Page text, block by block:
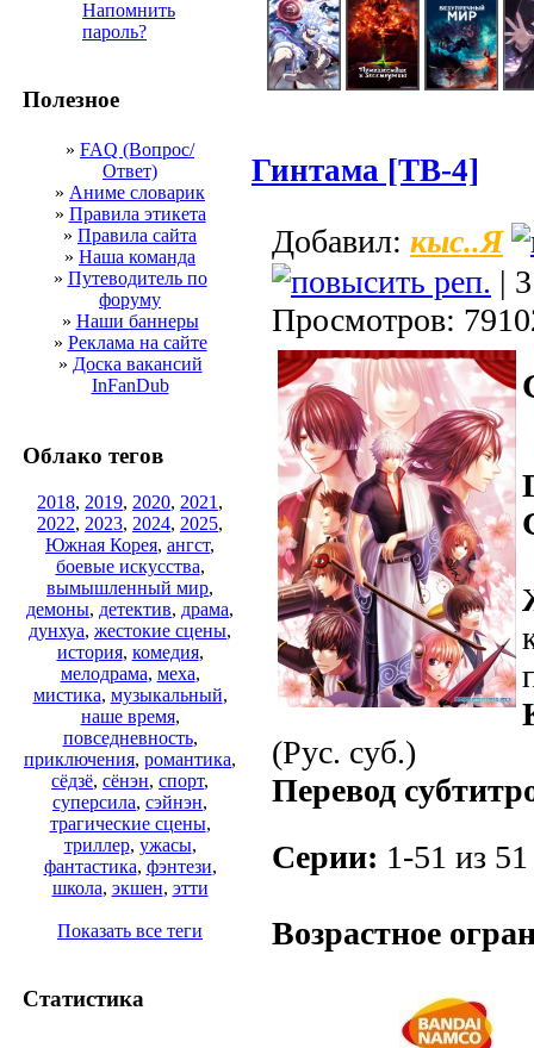
Напомнить
пароль?
Полезное
» FAQ (Вопрос/
Ответ)
» Аниме словарик
» Правила этикета
» Правила сайта
» Наша команда
» Путеводитель по
форуму
» Наши баннеры
» Реклама на сайте
» Доска вакансий
InFanDub
Облако тегов
2018, 2019, 2020, 2021 ,
2022, 2023, 2024, 2025,
Южная Корея, ангст,
боевые искусства,
вымышленный мир,
демоны, детектив, драма,
дунхуа, жестокие сцены,
история, комедия,
мелодрама, меха,
мистика, музыкальный,
наше время,
повседневность,
приключения, романтика,
сёдзё, сёнэн, спорт,
суперсила, сэйнэн,
трагические сцены,
триллер, ужасы,
фантастика, фэнтези,
школа, экшен, этти
Показать все теги
Статистика
Гинтама [ТВ-4]
Добавил: кыс..Я
|
Просмотров:
(Рус. суб.)
Перевод
Серии: 1-51 из
Возрастное